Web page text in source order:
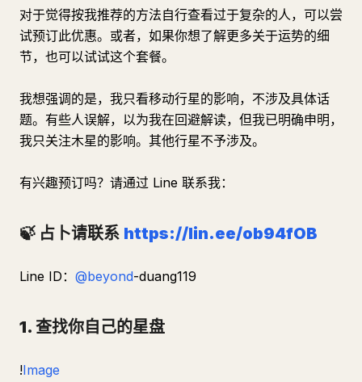
对于觉得按我推荐的方法自行查看过于复杂的人，可以尝
试预订此优惠。或者，如果你想了解更多关于运势的细
节，也可以试试这个套餐。
我想强调的是，我只看移动行星的影响，不涉及具体话
题。有些人误解，以为我在回避解读，但我已明确申明，
我只关注木星的影响。其他行星不予涉及。
有兴趣预订吗？请通过 Line 联系我：
🍃 占卜请联系 https://lin.ee/ob94fOB
Line ID： @beyond-duang119
1. 查找你自己的星盘
!Image